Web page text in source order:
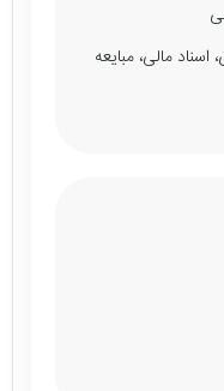
مالی، مبایعه